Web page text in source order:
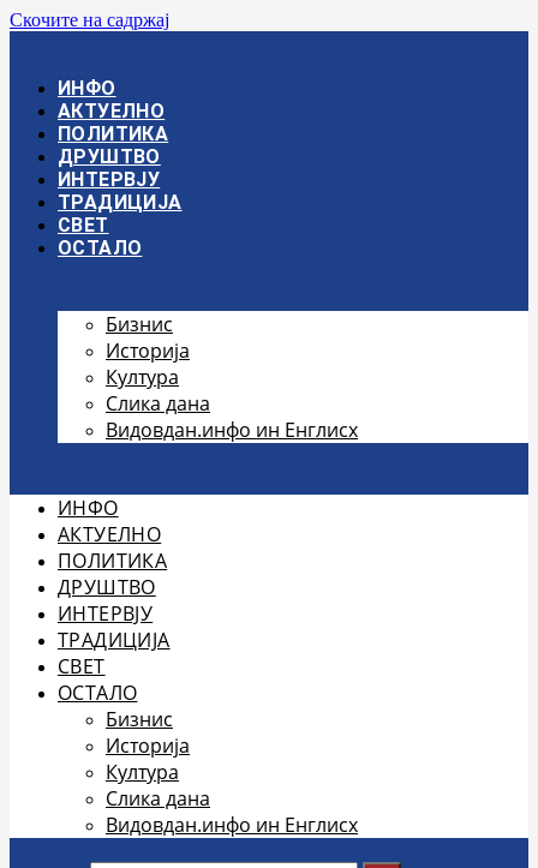
Скочите на садржај
ИНФО
АКТУЕЛНО
ПОЛИТИКА
ДРУШТВО
ИНТЕРВЈУ
ТРАДИЦИЈА
СВЕТ
ОСТАЛО
Бизнис
Историја
Култура
Слика дана
Видовдан.инфо ин Енглисх
ИНФО
АКТУЕЛНО
ПОЛИТИКА
ДРУШТВО
ИНТЕРВЈУ
ТРАДИЦИЈА
СВЕТ
ОСТАЛО
Бизнис
Историја
Култура
Слика дана
Видовдан.инфо ин Енглисх